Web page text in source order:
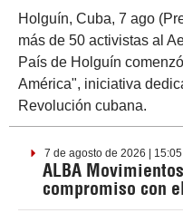
Holguín, Cuba, 7 ago
más de 50 activistas al
País de Holguín
América", iniciativa
Revolución cubana.
7 de agosto de 2026 | 15:05
ALBA
compromiso con